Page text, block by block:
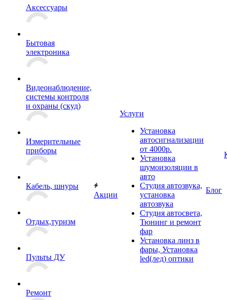
Аксессуары
Бытовая
электроника
Видеонаблюдение,
системы контроля
и охраны (скуд)
Измерительные
приборы
Кабель, шнуры
Отдых,туризм
Пульты ДУ
Ремонт
Акции
Услуги
Установка
автосигнализации
от 4000р.
Установка
шумоизоляции в
авто
Студия автозвука,
установка
автозвука
Студия автосвета,
Тюнинг и ремонт
фар
Установка линз в
фары, Установка
led(лед) оптики
Блог